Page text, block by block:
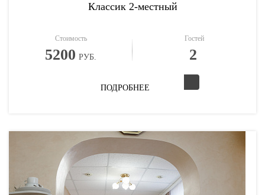
Классик 2-местный
Стоимость
5200 РУБ.
Гостей
2
ПОДРОБНЕЕ